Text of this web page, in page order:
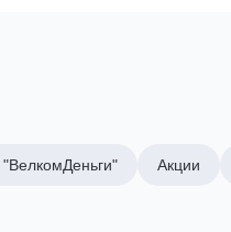
Акции